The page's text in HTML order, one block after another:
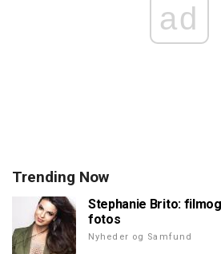
ad
Trending Now
Stephanie Brito:
fotos
Nyheder og Samfund